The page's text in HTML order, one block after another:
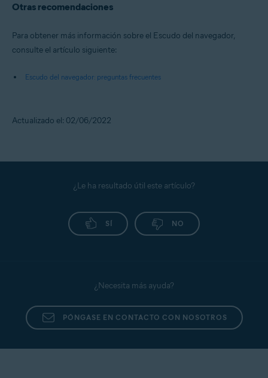
Otras recomendaciones
Para obtener más información sobre el Escudo del navegador,
consulte el artículo siguiente:
Escudo del navegador: preguntas frecuentes
Actualizado el: 02/06/2022
¿Le ha resultado útil este artículo?
SÍ NO
¿Necesita más ayuda?
PÓNGASE EN CONTACTO CON NOSOTROS